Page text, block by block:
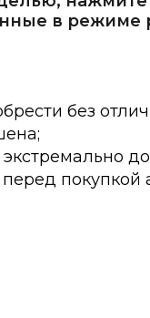
в режиме
без